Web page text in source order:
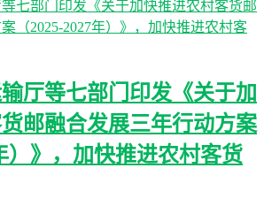
厅等七部门印发《关于加
邮融合发展三年行动方案
）》，加快推进农村客货